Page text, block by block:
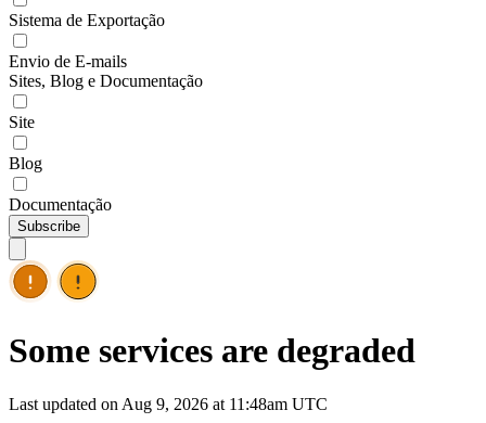
Sistema de Exportação
Envio de E-mails
Sites, Blog e Documentação
Site
Blog
Documentação
Subscribe
Some services are degraded
Last updated on Aug 9, 2026 at 11:48am UTC